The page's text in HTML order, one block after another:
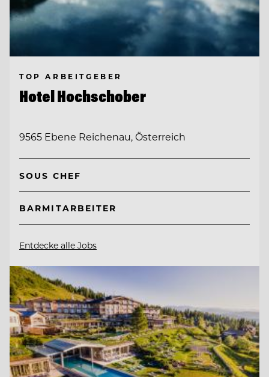
TOP ARBEITGEBER
Hotel Hochschober
9565 Ebene Reichenau, Österreich
SOUS CHEF
BARMITARBEITER
Entdecke alle Jobs